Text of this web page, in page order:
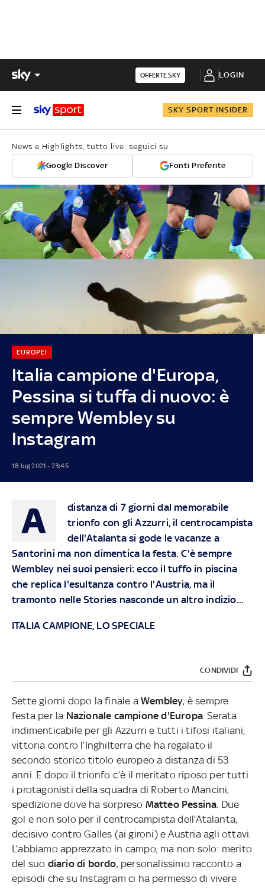
OFFERTE SKY LOGIN
SKY SPORT INSIDER
News e Highlights, tutto live: seguici su
Google Discover Fonti Preferite
Italia campione d'Europa,
Pessina si tuffa di nuovo: è
sempre Wembley su
Instagram
EUROPEI
18 lug 2021 - 23:45
A
distanza di 7 giorni dal memorabile
trionfo con gli Azzurri, il centrocampista
dell'Atalanta si gode le vacanze a
Santorini ma non dimentica la festa. C'è sempre
Wembley nei suoi pensieri: ecco il tuffo in piscina
che replica l'esultanza contro l'Austria, ma il
tramonto nelle Stories nasconde un altro indizio...
ITALIA CAMPIONE, LO SPECIALE
CONDIVIDI
Sette giorni dopo la finale a Wembley, è sempre
festa per la Nazionale campione d'Europa . Serata
indimenticabile per gli Azzurri e tutti i tifosi italiani,
vittoria contro l’Inghilterra che ha regalato il
secondo storico titolo europeo a distanza di 53
anni. E dopo il trionfo c’è il meritato riposo per tutti
i protagonisti della squadra di Roberto Mancini,
spedizione dove ha sorpreso Matteo Pessina . Due
gol e non solo per il centrocampista dell’Atalanta,
decisivo contro Galles (ai gironi) e Austria agli ottavi.
L’abbiamo apprezzato in campo, ma non solo: merito
del suo diario di bordo, personalissimo racconto a
episodi che su Instagram ci ha permesso di vivere